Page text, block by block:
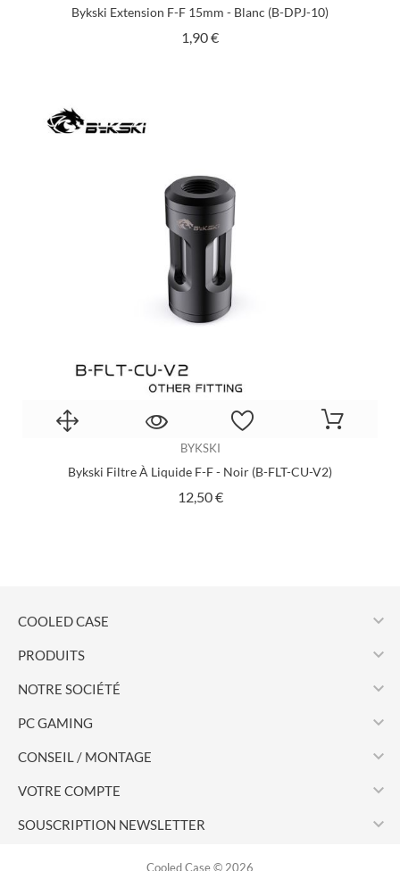
Bykski Extension F-F 15mm - Blanc (B-DPJ-10)
1,90 €Prix
BYKSKI
Bykski Filtre À Liquide F-F - Noir (B-FLT-CU-V2)
12,50 €Prix
COOLED CASE 
PRODUITS 
NOTRE SOCIÉTÉ 
PC GAMING 
CONSEIL / MONTAGE 
VOTRE COMPTE 
SOUSCRIPTION NEWSLETTER 
Cooled Case © 2026